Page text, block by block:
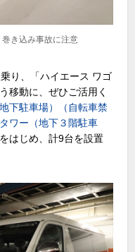
き込み事故に注意
り、「ハイエース ワゴ
移動に、ぜひご活用く
下駐車場）（自転車禁
ワー（地下３階駐車
はじめ、計9台を設置